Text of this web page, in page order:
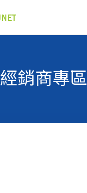
經銷商專區